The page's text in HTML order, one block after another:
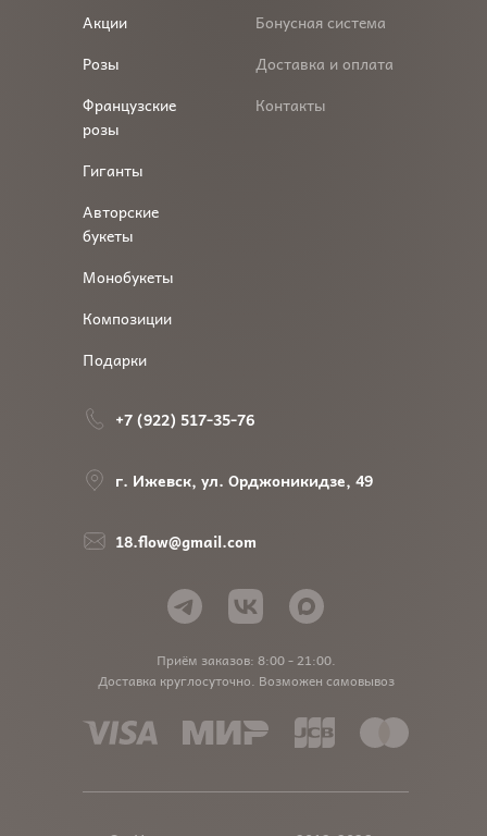
Приём заказов: 8:00 - 21:00.
Доставка круглосуточно. Возможен самовывоз
Акции
Розы
Французские
розы
Гиганты
Авторские
букеты
Монобукеты
Композиции
Подарки
Бонусная система
Доставка и оплата
Контакты
+7 (922) 517-35-76
г. Ижевск, ул. Орджоникидзе, 49
18.flow@gmail.com